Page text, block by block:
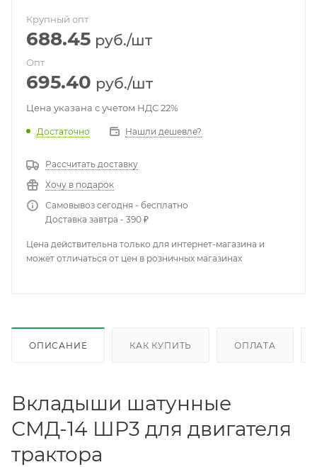
Крупный опт
688.45 руб./шт
Опт
695.40 руб./шт
Цена указана с учетом НДС 22%
Достаточно Нашли дешевле?
Рассчитать доставку
Хочу в подарок
Самовывоз сегодня - бесплатно
Доставка завтра - 390 ₽
Цена действительна только для интернет-магазина и
может отличаться от цен в розничных магазинах
ОПИСАНИЕ КАК КУПИТЬ ОПЛАТА
Вкладыши шатунные
СМД-14 ШР3 для двигателя
трактора